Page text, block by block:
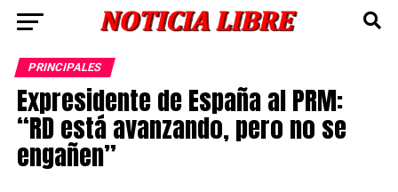
PRINCIPALES
Expresidente de España al PRM:
“RD está avanzando, pero no se
engañen”